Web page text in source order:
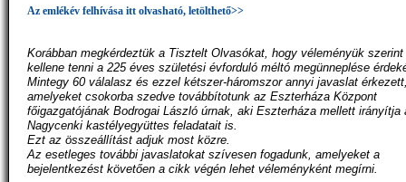
Az emlékév felhívása itt olvasható, letölthető>>
Korábban megkérdeztük a Tisztelt Olvasókat, hogy véleményük
kellene tenni a 225 éves születési évforduló méltó megünneplése
Mintegy 60 válalasz és ezzel kétszer-háromszor annyi javaslat
amelyeket csokorba szedve továbbítotunk az Eszterháza Központ
főigazgatójának Bodrogai László úrnak, aki Eszterháza mellett irányítja
Nagycenki kastélyegyüttes feladatait is.
Ezt az összeállítást adjuk most közre.
Az esetleges további javaslatokat szívesen fogadunk, amelyeket a
bejelentkezést követően a cikk végén lehet véleményként megírni.